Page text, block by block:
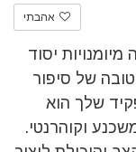
אהבתי
יסוד
של סיפור
שלך הוא
וקוהרנטי.